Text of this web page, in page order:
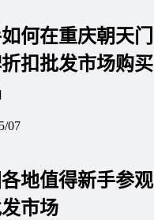
何在重庆朝天门
扣批发市场购买
07
地值得新手参观
市场